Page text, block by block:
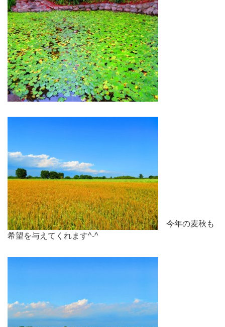
今年の麦秋も
希望を与えてくれます^-^